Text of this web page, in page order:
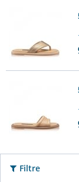
Filtre